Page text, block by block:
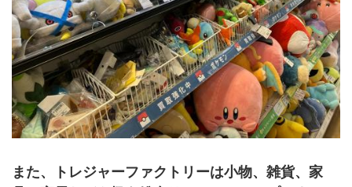
また、トレジャーファクトリーは小物、雑貨、家